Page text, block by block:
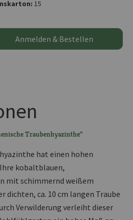
15
Anmelden & Bestellen
Traubenhyazinthe"
hat einen hohen
kobaltblauen,
mit schimmernd weißem
dichten, ca. 10 cm langen Traube
Verwilderung verleiht dieser